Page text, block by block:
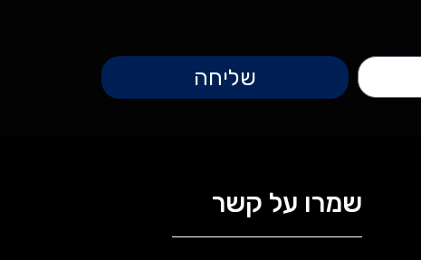
שליחה
שמרו על קשר